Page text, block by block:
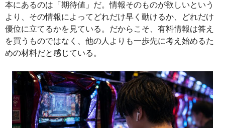
本にあるのは「期待値」だ。情報そのものが欲しいという
より、その情報によってどれだけ早く動けるか、どれだけ
優位に立てるかを見ている。だからこそ、有料情報は答え
を買うものではなく、他の人よりも一歩先に考え始めるた
めの材料だと感じている。